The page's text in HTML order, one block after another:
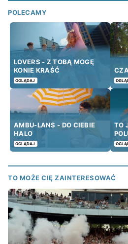
POLECAMY
LOVERS - Z TOBĄ MOGĘ
KONIE KRAŚĆ
OGLĄDAJ
AMBU-LANS - DO CIEBIE
HALO
OGLĄDAJ
TO
TO MOŻE CIĘ ZAINTERESOWAĆ